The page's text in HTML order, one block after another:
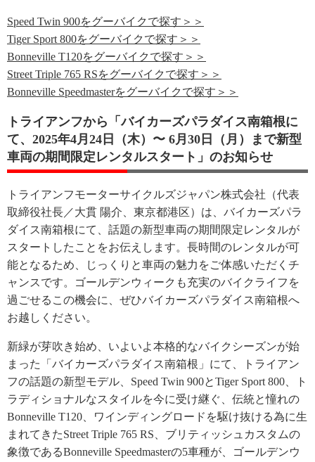
Speed Twin 900をグーバイクで探す＞＞
Tiger Sport 800をグーバイクで探す＞＞
Bonneville T120をグーバイクで探す＞＞
Street Triple 765 RSをグーバイクで探す＞＞
Bonneville Speedmasterをグーバイクで探す＞＞
トライアンフから「バイカーズパラダイス南箱根に
て、2025年4月24日（木）〜 6月30日（月）まで新型
車両の期間限定レンタルスタート」のお知らせ
トライアンフモーターサイクルズジャパン株式会社（代表
取締役社長／大貫 陽介、東京都港区）は、バイカーズパラ
ダイス南箱根にて、話題の新型車両の期間限定レンタルが
スタートしたことをお伝えします。長時間のレンタルが可
能となるため、じっくりと車両の魅力をご体感いただくチ
ャンスです。ゴールデンウィークも充実のバイクライフを
過ごせるこの機会に、ぜひバイカーズパラダイス南箱根へ
お越しください。
新緑が芽吹き始め、いよいよ本格的なバイクシーズンが始
まった「バイカーズパラダイス南箱根」にて、トライアン
フの話題の新型モデル、Speed Twin 900とTiger Sport 800、ト
ラディショナルなスタイルを今に受け継ぐ、伝統と憧れの
Bonneville T120、ワインディングロードを駆け抜ける為に生
まれてきたStreet Triple 765 RS、ブリティッシュカスタムの
象徴であるBonneville Speedmasterの5車種が、ゴールデンウ